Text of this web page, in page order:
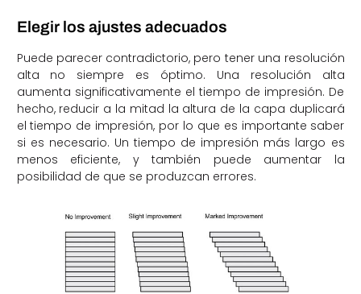
Elegir los ajustes adecuados
Puede parecer contradictorio, pero tener una resolución
alta no siempre es óptimo. Una resolución alta
aumenta significativamente el tiempo de impresión. De
hecho, reducir a la mitad la altura de la capa duplicará
el tiempo de impresión, por lo que es importante saber
si es necesario. Un tiempo de impresión más largo es
menos eficiente, y también puede aumentar la
posibilidad de que se produzcan errores.